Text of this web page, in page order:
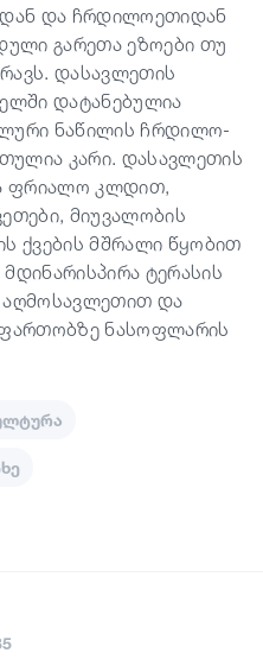
და ჩრდილოეთიდან
გარეთა ეზოები თუ
დასავლეთის
დატანებულია
ნაწილის ჩრდილო-
კარი. დასავლეთის
ფრიალო კლდით,
მიუვალობის
ქვების მშრალი წყობით
ტერასის
აღმოსავლეთით და
ნასოფლარის